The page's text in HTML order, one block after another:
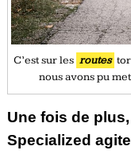
C’est sur les routes
nous avons pu
Une fois de
Specialized